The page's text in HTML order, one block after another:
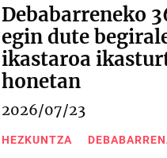
Debabarreneko
egin dute
ikastaroa
honetan
2026/07/23
HEZKUNTZA